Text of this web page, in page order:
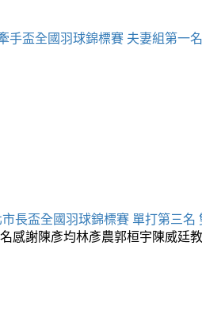
手盃全國羽球錦標賽 夫妻組第一名
長盃全國羽球錦標賽 單打第三名
感謝陳彥均林彥農郭桓宇陳威廷